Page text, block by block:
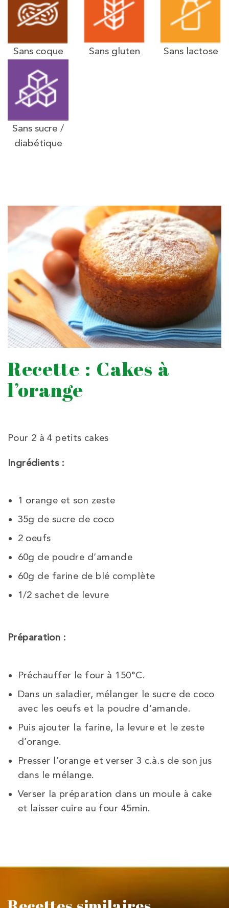
Sans coque Sans gluten Sans lactose
Sans sucre /
diabétique
Recette : Cakes à
l’orange
Pour 2 à 4 petits cakes
Ingrédients :
1 orange et son zeste
35g de sucre de coco
2 oeufs
60g de poudre d’amande
60g de farine de blé complète
1/2 sachet de levure
Préparation :
Préchauffer le four à 150°C.
Dans un saladier, mélanger le sucre de coco
avec les oeufs et la poudre d’amande.
Puis ajouter la farine, la levure et le zeste
d’orange.
Presser l’orange et verser 3 c.à.s de son jus
dans le mélange.
Verser la préparation dans un moule à cake
et laisser cuire au four 45min.